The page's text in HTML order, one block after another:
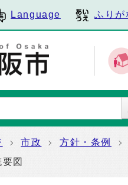
Language ふりが
市政 方針・条例
図